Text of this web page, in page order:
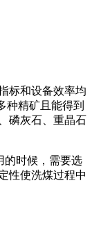
标和设备效率均
种精矿且能得到
磷灰石、重晶石
的时候，需要选
性使洗煤过程中